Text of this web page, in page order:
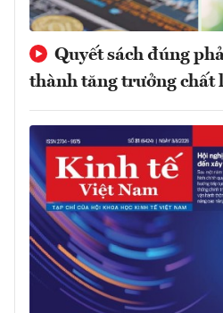
Quyết sách đúng
thành tăng trưởng chất